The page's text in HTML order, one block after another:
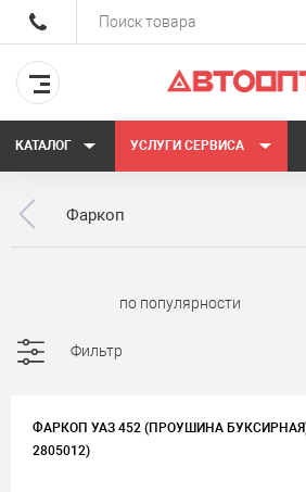
КАТАЛОГ УСЛУГИ СЕРВИСА
Фаркоп
Фильтр
ФАРКОП УАЗ 452 (ПРОУШИНА
2805012)